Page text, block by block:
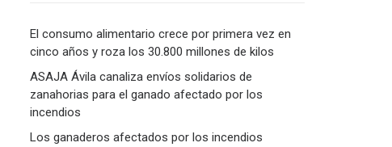
El consumo alimentario crece por primera vez en
cinco años y roza los 30.800 millones de kilos
ASAJA Ávila canaliza envíos solidarios de
zanahorias para el ganado afectado por los
incendios
Los ganaderos afectados por los incendios